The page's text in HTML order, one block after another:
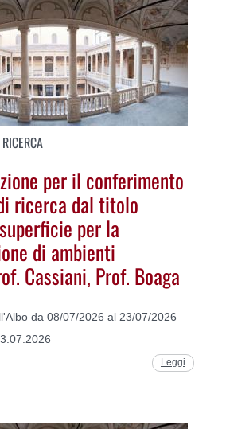
per il conferimento
ricerca dal titolo
per la
di ambienti
Cassiani, Prof. Boaga
da 08/07/2026 al 23/07/2026
Leggi